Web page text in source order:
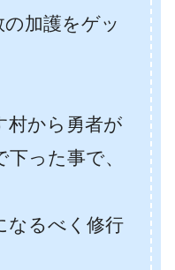
加護をゲッ
村から勇者が
った事で、
なるべく修行